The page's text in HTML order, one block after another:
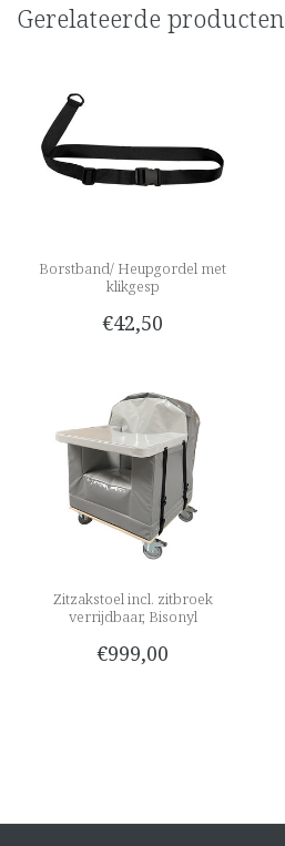
Gerelateerde producten
Borstband/ Heupgordel met
klikgesp
€42,50
Zitzakstoel incl. zitbroek
verrijdbaar, Bisonyl
€999,00